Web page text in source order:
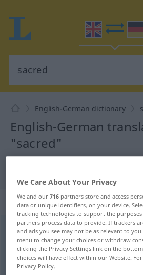
English-German dictionary
English-German
"sacred"
„sacred“: adjective
sacred [ˈseikrid]adj
Overview of all translations
(For more details, click/tap on the
We Care About Your Privacy
We and our716 partners store and access
data or unique identifiers, on your device.
tracking technologies to support the
partners process data to provide. If trackers
and ads you see may not be as relevant to
menu to change your choices or withdraw
clicking the Privacy Settings link on the
choices will have effect within our Website.
Privacy Policy.